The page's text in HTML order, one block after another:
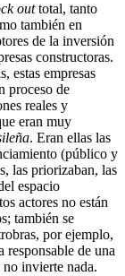
outtotal, tanto
también en
de la inversión
constructoras.
estas empresas
proceso de
reales y
eran muy
. Eran ellas las
(público y
las priorizaban, las
espacio
actores no están
también se
por ejemplo,
responsable de una
invierte nada.